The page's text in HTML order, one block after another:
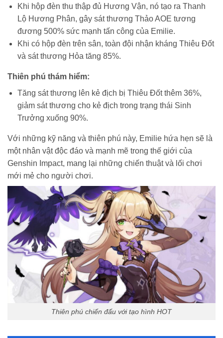
Khi hộp đèn thu thập đủ Hương Vận, nó tạo ra Thanh
Lộ Hương Phân, gây sát thương Thảo AOE tương
đương 500% sức mạnh tấn công của Emilie.
Khi có hộp đèn trên sân, toàn đội nhận kháng Thiêu Đốt
và sát thương Hỏa tăng 85%.
Thiên phú thám hiểm:
Tăng sát thương lên kẻ địch bị Thiêu Đốt thêm 36%,
giảm sát thương cho kẻ địch trong trạng thái Sinh
Trưởng xuống 90%.
Với những kỹ năng và thiên phú này, Emilie hứa hẹn sẽ là
một nhân vật độc đáo và mạnh mẽ trong thế giới của
Genshin Impact, mang lại những chiến thuật và lối chơi
mới mẻ cho người chơi.
Thiên phú chiến đấu với tạo hình HOT